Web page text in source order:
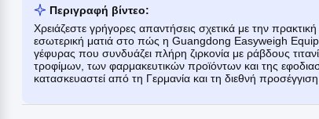
Περιγραφή βίντεο:
Χρειάζεστε γρήγορες απαντήσεις σχετικά με την
εσωτερική ματιά στο πώς η Guangdong Easyweigh
γέφυρας που συνδυάζει πλήρη ζιρκονία με ράβδους
τροφίμων, των φαρμακευτικών προϊόντων και της
κατασκευαστεί από τη Γερμανία και τη διεθνή